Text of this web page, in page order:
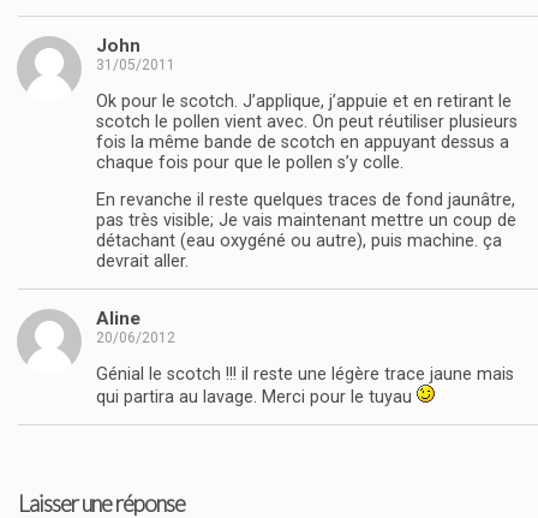
John
31/05/2011
Ok pour le scotch. J’applique, j’appuie et en retirant le
scotch le pollen vient avec. On peut réutiliser plusieurs
fois la même bande de scotch en appuyant dessus a
chaque fois pour que le pollen s’y colle.
En revanche il reste quelques traces de fond jaunâtre,
pas très visible; Je vais maintenant mettre un coup de
détachant (eau oxygéné ou autre), puis machine. ça
devrait aller.
Aline
20/06/2012
Génial le scotch !!! il reste une légère trace jaune mais
qui partira au lavage. Merci pour le tuyau
Laisser une réponse